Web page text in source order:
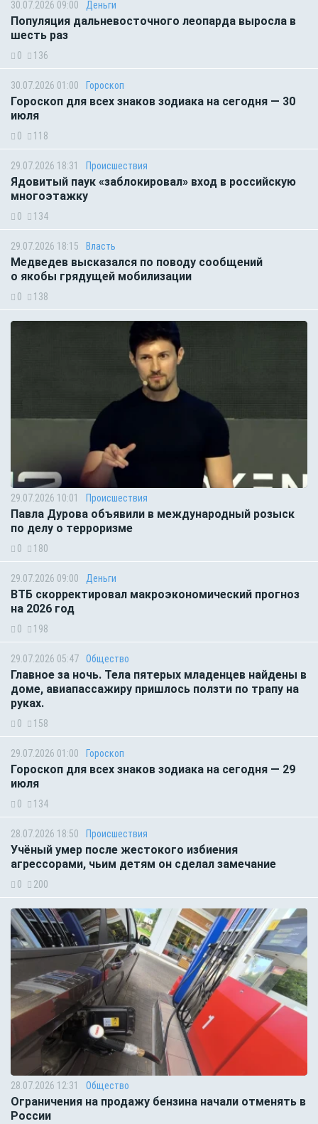
30.07.2026 09:00 Деньги
Популяция дальневосточного леопарда выросла в
шесть раз
0 136
30.07.2026 01:00 Гороскоп
Гороскоп для всех знаков зодиака на сегодня — 30
июля
0 118
29.07.2026 18:31 Происшествия
Ядовитый паук «заблокировал» вход в российскую
многоэтажку
0 134
29.07.2026 18:15 Власть
Медведев высказался по поводу сообщений
о якобы грядущей мобилизации
0 138
29.07.2026 10:01 Происшествия
Павла Дурова объявили в международный розыск
по делу о терроризме
0 180
29.07.2026 09:00 Деньги
ВТБ скорректировал макроэкономический прогноз
на 2026 год
0 198
29.07.2026 05:47 Общество
Главное за ночь. Тела пятерых младенцев найдены в
доме, авиапассажиру пришлось ползти по трапу на
руках.
0 158
29.07.2026 01:00 Гороскоп
Гороскоп для всех знаков зодиака на сегодня — 29
июля
0 134
28.07.2026 18:50 Происшествия
Учёный умер после жестокого избиения
агрессорами, чьим детям он сделал замечание
0 200
28.07.2026 12:31 Общество
Ограничения на продажу бензина начали отменять в
России